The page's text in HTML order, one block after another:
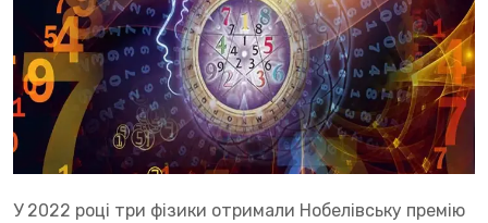
У 2022 році три фізики отримали Нобелівську премію